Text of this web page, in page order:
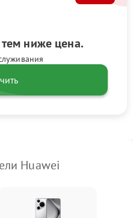
ниже цена.
Huawei